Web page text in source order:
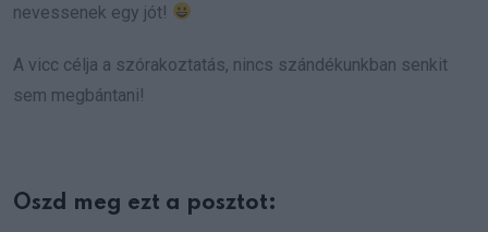
nevessenek egy jót!
A vicc célja a szórakoztatás, nincs szándékunkban senkit
sem megbántani!
Oszd meg ezt a posztot: